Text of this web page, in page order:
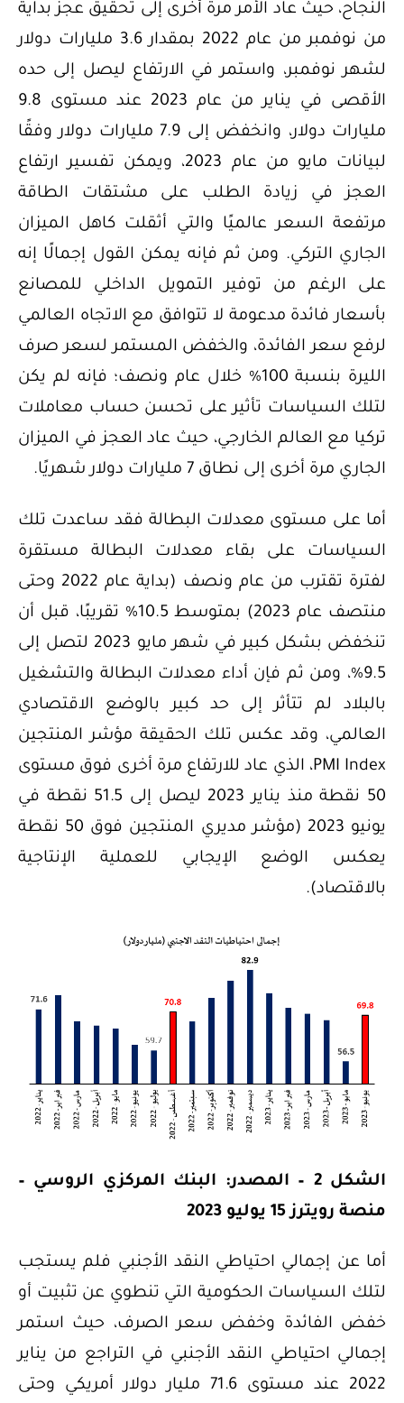
النجاح، حيث عاد الأمر مرة أخرى إلى تحقيق عجز بداية
من نوفمبر من عام 2022 بمقدار 3.6 مليارات دولار
لشهر نوفمبر، واستمر في الارتفاع ليصل إلى حده
الأقصى في يناير من عام 2023 عند مستوى 9.8
مليارات دولار، وانخفض إلى 7.9 مليارات دولار وفقًا
لبيانات مايو من عام 2023، ويمكن تفسير ارتفاع
العجز في زيادة الطلب على مشتقات الطاقة
مرتفعة السعر عالميًا والتي أثقلت كاهل الميزان
الجاري التركي. ومن ثم فإنه يمكن القول إجمالًا إنه
على الرغم من توفير التمويل الداخلي للمصانع
بأسعار فائدة مدعومة لا تتوافق مع الاتجاه العالمي
لرفع سعر الفائدة، والخفض المستمر لسعر صرف
الليرة بنسبة 100% خلال عام ونصف؛ فإنه لم يكن
لتلك السياسات تأثير على تحسن حساب معاملات
تركيا مع العالم الخارجي، حيث عاد العجز في الميزان
الجاري مرة أخرى إلى نطاق 7 مليارات دولار شهريًا.
أما على مستوى معدلات البطالة فقد ساعدت تلك
السياسات على بقاء معدلات البطالة مستقرة
لفترة تقترب من عام ونصف (بداية عام 2022 وحتى
منتصف عام 2023) بمتوسط 10.5% تقريبًا، قبل أن
تنخفض بشكل كبير في شهر مايو 2023 لتصل إلى
9.5%، ومن ثم فإن أداء معدلات البطالة والتشغيل
بالبلاد لم تتأثر إلى حد كبير بالوضع الاقتصادي
العالمي، وقد عكس تلك الحقيقة مؤشر المنتجين
PMI Index، الذي عاد للارتفاع مرة أخرى فوق مستوى
50 نقطة منذ يناير 2023 ليصل إلى 51.5 نقطة في
يونيو 2023 (مؤشر مديري المنتجين فوق 50 نقطة
يعكس الوضع الإيجابي للعملية الإنتاجية
بالاقتصاد).
الشكل 2 – المصدر: البنك المركزي الروسي –
منصة رويترز 15 يوليو 2023
أما عن إجمالي احتياطي النقد الأجنبي فلم يستجب
لتلك السياسات الحكومية التي تنطوي عن تثبيت أو
خفض الفائدة وخفض سعر الصرف، حيث استمر
إجمالي احتياطي النقد الأجنبي في التراجع من يناير
2022 عند مستوى 71.6 مليار دولار أمريكي وحتى